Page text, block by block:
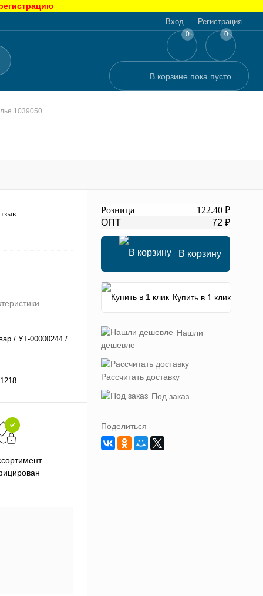
Вход Регистрация
0 0
В корзине пока пусто
1039050
/ УТ-00000244 /
Розница
122.40 ₽
ОПТ
72 ₽
В корзину
Купить в 1 клик
Нашли
дешевле
Рассчитать доставку
Под заказ
Поделиться